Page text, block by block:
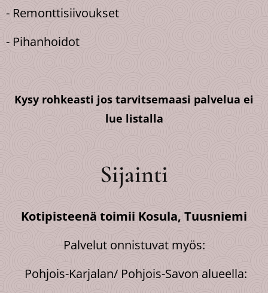
- Remonttisiivoukset
- Pihanhoidot
Kysy rohkeasti jos tarvitsemaasi palvelua ei
lue listalla
Sijainti
Kotipisteenä toimii Kosula, Tuusniemi
Palvelut onnistuvat myös:
Pohjois-Karjalan/ Pohjois-Savon alueella: